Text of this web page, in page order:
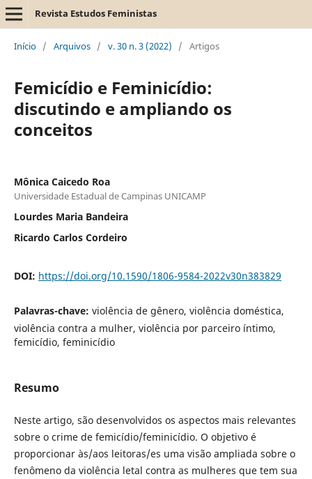
Revista Estudos Feministas
Início / Arquivos / v. 30 n. 3 (2022) / Artigos
Femicídio e Feminicídio:
discutindo e ampliando os
conceitos
Mônica Caicedo Roa
Universidade Estadual de Campinas UNICAMP
Lourdes Maria Bandeira
Ricardo Carlos Cordeiro
DOI: https://doi.org/10.1590/1806-9584-2022v30n383829
Palavras-chave: violência de gênero, violência doméstica,
violência contra a mulher, violência por parceiro íntimo,
femicídio, feminicídio
Resumo
Neste artigo, são desenvolvidos os aspectos mais relevantes
sobre o crime de femicídio/feminicídio. O objetivo é
proporcionar às/aos leitoras/es uma visão ampliada sobre o
fenômeno da violência letal contra as mulheres que tem sua